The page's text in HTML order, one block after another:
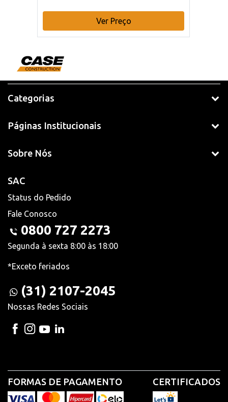
Ver Preço
Categorias
Páginas Institucionais
Sobre Nós
SAC
Status do Pedido
Fale Conosco
0800 727 2273
Segunda à sexta 8:00 às 18:00
*Exceto feriados
(31) 2107-2045
Nossas Redes Sociais
FORMAS DE PAGAMENTO CERTIFICADOS